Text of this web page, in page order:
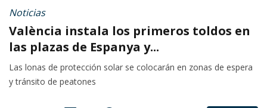
Noticias
València instala los primeros toldos en
las plazas de Espanya y...
Las lonas de protección solar se colocarán en zonas de espera
y tránsito de peatones